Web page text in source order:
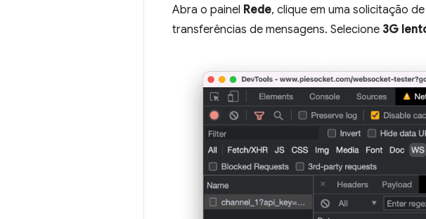
Abra o painel Rede, clique em uma solicitação
transferências de mensagens. Selecione 3G